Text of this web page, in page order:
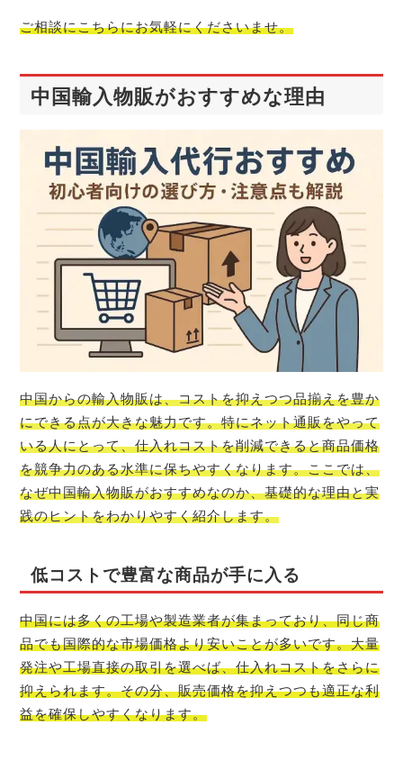
ご相談にこちらにお気軽にくださいませ。
中国輸入物販がおすすめな理由
中国からの輸入物販は、コストを抑えつつ品揃えを豊か
にできる点が大きな魅力です。特にネット通販をやって
いる人にとって、仕入れコストを削減できると商品価格
を競争力のある水準に保ちやすくなります。ここでは、
なぜ中国輸入物販がおすすめなのか、基礎的な理由と実
践のヒントをわかりやすく紹介します。
低コストで豊富な商品が手に入る
中国には多くの工場や製造業者が集まっており、同じ商
品でも国際的な市場価格より安いことが多いです。大量
発注や工場直接の取引を選べば、仕入れコストをさらに
抑えられます。その分、販売価格を抑えつつも適正な利
益を確保しやすくなります。